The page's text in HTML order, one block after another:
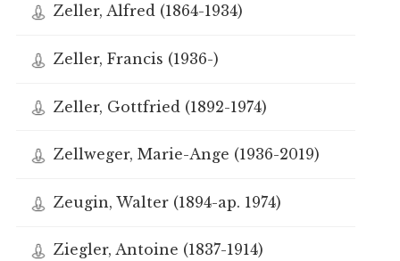
Zeller, Alfred (1864-1934)
Zeller, Francis (1936-)
Zeller, Gottfried (1892-1974)
Zellweger, Marie-Ange (1936-2019)
Zeugin, Walter (1894-ap. 1974)
Ziegler, Antoine (1837-1914)